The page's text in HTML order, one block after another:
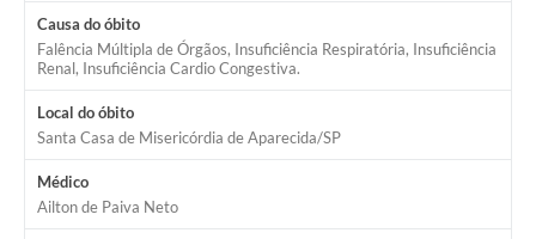
Agenda
Diário Oficial
Notícias
Contato
FAQ
Causa do óbito
Falência Múltipla de Órgãos, Insuficiência Respiratória, Insuficiência
Renal, Insuficiência Cardio Congestiva.
Local do óbito
Santa Casa de Misericórdia de Aparecida/SP
Médico
Ailton de Paiva Neto